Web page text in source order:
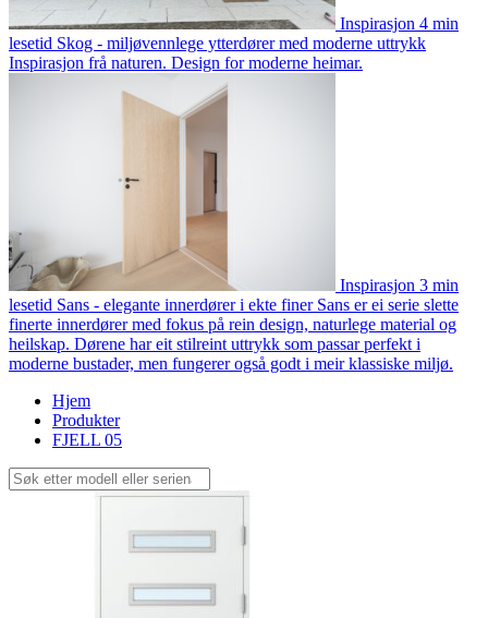
Inspirasjon 4 min
lesetid Skog - miljøvennlege ytterdører med moderne uttrykk
Inspirasjon frå naturen. Design for moderne heimar.
Inspirasjon 3 min
lesetid Sans - elegante innerdører i ekte finer Sans er ei serie slette
finerte innerdører med fokus på rein design, naturlege material og
heilskap. Dørene har eit stilreint uttrykk som passar perfekt i
moderne bustader, men fungerer også godt i meir klassiske miljø.
Hjem
Produkter
FJELL 05